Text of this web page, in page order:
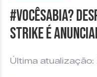
#VocêSabia?
Strike é
Última